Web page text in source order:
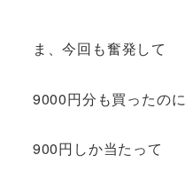
ま、今回も奮発して
9000円分も買ったのに
900円しか当たって